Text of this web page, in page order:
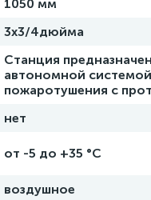
1050 мм
3х3/4дюйма
Станция
автономной
пожаротушения с
нет
от -5 до +35 °C
воздушное